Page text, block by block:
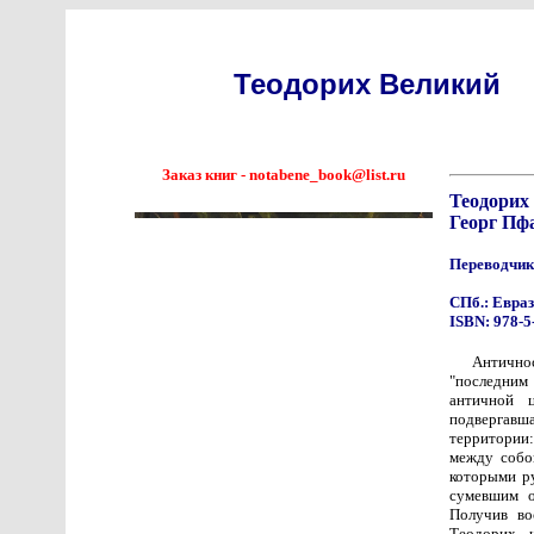
Теодорих Великий
Заказ книг - notabene_book@list.ru
Георг
СПб.:
ISBN: 978-
"последним
античной
между
которыми
сумевшим
Получив